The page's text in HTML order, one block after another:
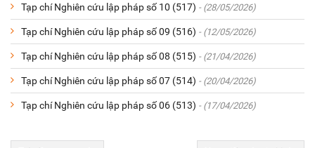
Tạp chí Nghiên cứu lập pháp số 10 (517) - (28/05/2026)
Tạp chí Nghiên cứu lập pháp số 09 (516) - (12/05/2026)
Tạp chí Nghiên cứu lập pháp số 08 (515) - (21/04/2026)
Tạp chí Nghiên cứu lập pháp số 07 (514) - (20/04/2026)
Tạp chí Nghiên cứu lập pháp số 06 (513) - (17/04/2026)